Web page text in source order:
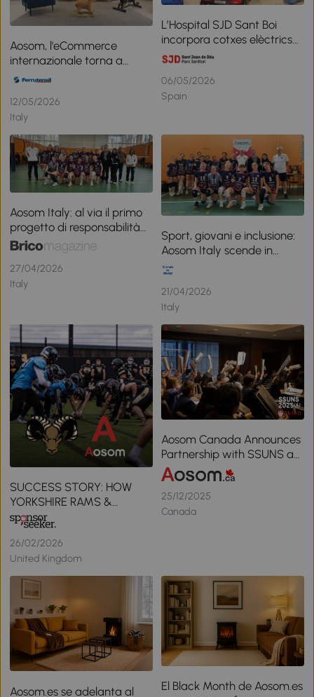
Aosom, l'eCommerce
internazionale torna a
Bricoday Digital
12/05/2026
Italy
L’Hospital SJD Sant Boi
incorpora cotxes elèctrics
per millorar l’experiència
06/05/2026
Spain
Aosom Italy: al via il primo
progetto di responsabilità
sociale
27/04/2026
Italy
Sport, giovani e inclusione:
Aosom Italy scende in
campo con l’Audax Volley
Corsico
21/04/2026
Italy
SUCCESS STORY: HOW
YORKSHIRE RAMS &
AOSOM SECURED ELITE
SPORTS SPONSORSHIP
OPPORTUNITIES
26/02/2026
United Kingdom
Aosom Canada Announces
Partnership with SSUNS as
Official Conference &
Community Partner
25/12/2025
Canada
Aosom.es se adelanta al
El Black Month de Aosom.es